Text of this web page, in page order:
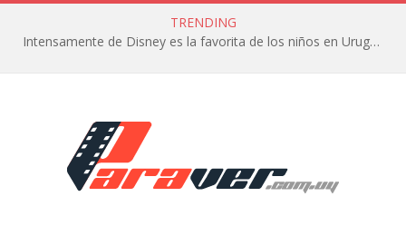
TRENDING
Intensamente de Disney es la favorita de los niños en Uruguay